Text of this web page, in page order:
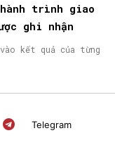
hành trình giao
ghi nhận
kết quả của từng
Telegram